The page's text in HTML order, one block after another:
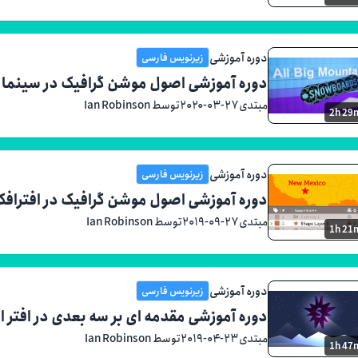
2h
دوره آموزشی زیرنویس فارسی
دوره آموزشی اصول موشن گرافیک در سینما 4D
مبتدی۲۰۲۰-۰۳-۲۷توسط Ian Robinson
1h
دوره آموزشی زیرنویس فارسی
دوره آموزشی اصول موشن گرافیک در
مبتدی۲۰۱۹-۰۹-۲۷توسط Ian Robinson
1h
دوره آموزشی زیرنویس فارسی
دوره آموزشی مقدمه ای بر سه بعدی در افتر
مبتدی۲۰۱۹-۰۴-۲۳توسط Ian Robinson